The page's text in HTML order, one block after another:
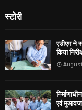
स्टोरी
एडीएम ने
किया
एवं